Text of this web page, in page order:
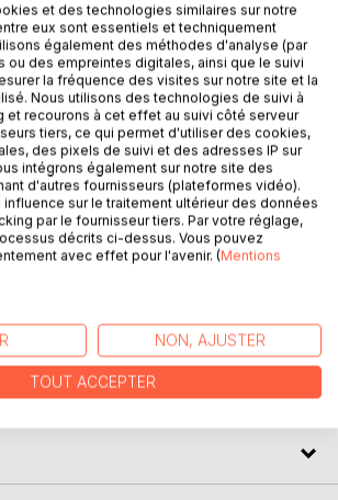
AU PANIER
sens, les sens ont-ils des mots c'est
que vous trouverez un sens à tout ca.
et des technologies similaires sur notre
eux sont essentiels et techniquement
également des méthodes d'analyse (par
ou des empreintes digitales, ainsi que le suivi
la fréquence des visites sur notre site et la
Nous utilisons des technologies de suivi à
et recourons à cet effet au suivi côté serveur
tiers, ce qui permet d'utiliser des cookies,
des pixels de suivi et des adresses IP sur
intégrons également sur notre site des
d'autres fournisseurs (plateformes vidéo).
influence sur le traitement ultérieur des données
par le fournisseur tiers. Par votre réglage,
décrits ci-dessus. Vous pouvez
avec effet pour l'avenir. (Mentions
NON, AJUSTER
TOUT ACCEPTER